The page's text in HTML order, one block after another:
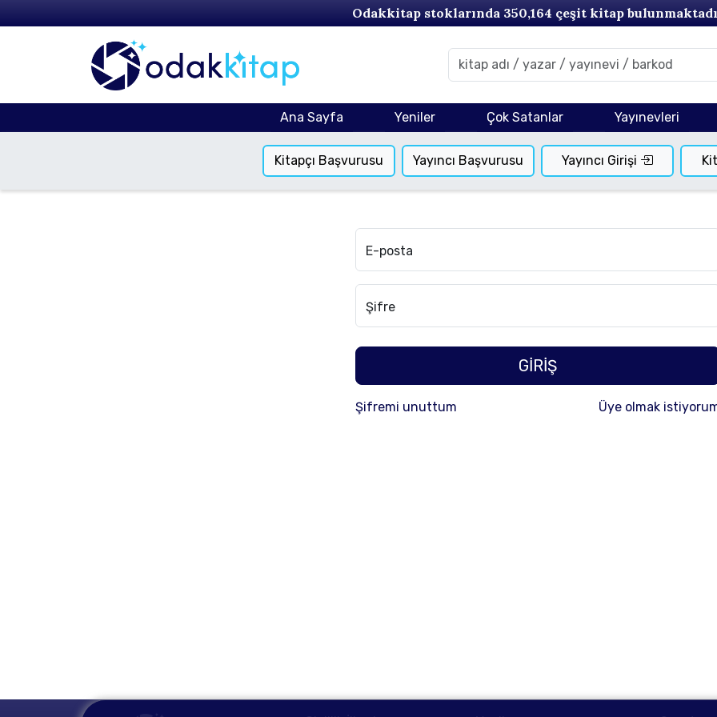
Odakkitap stoklarında 350,164 çeşit kitap
Ana Sayfa Yeniler Çok Satanlar Yayınevleri
Kitapçı Başvurusu Yayıncı Başvurusu Yayıncı Girişi
E-posta
Şifre
GİRİŞ
Şifremi unuttum Üye olmak